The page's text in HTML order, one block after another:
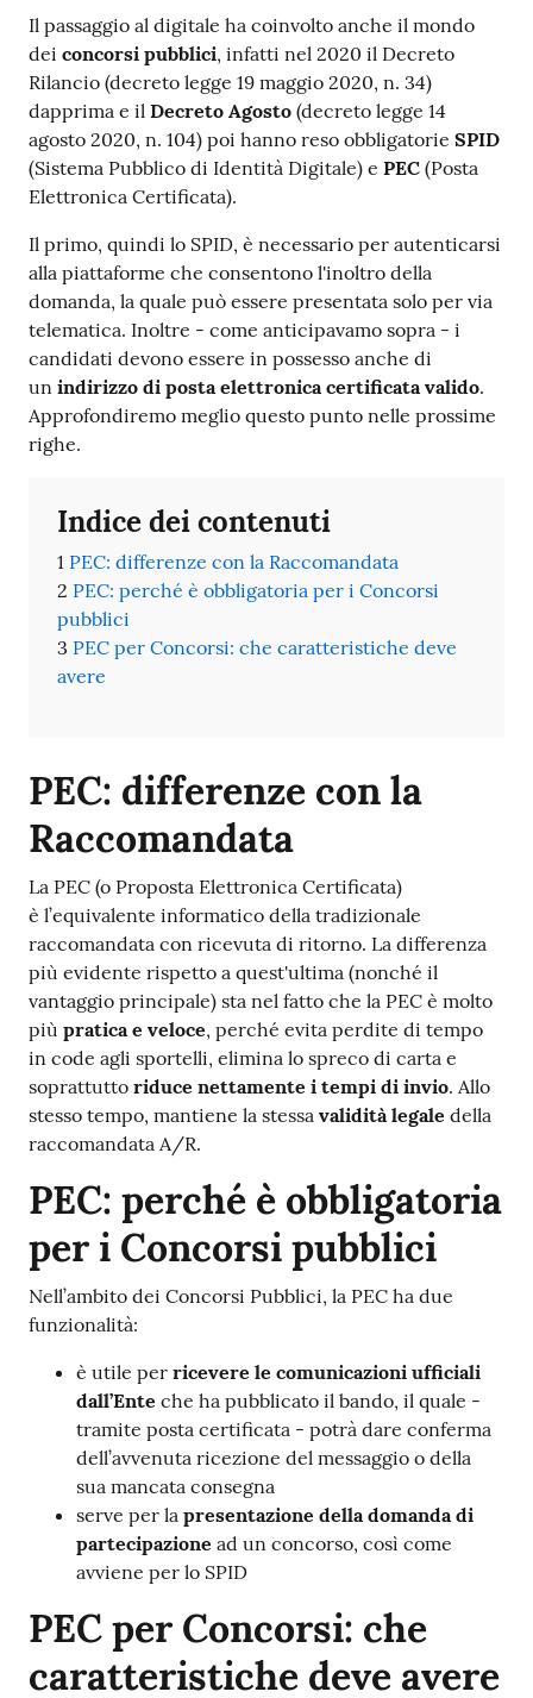
Il passaggio al digitale ha coinvolto anche il mondo
dei concorsi pubblici, infatti nel 2020 il Decreto
Rilancio (decreto legge 19 maggio 2020, n. 34)
dapprima e il Decreto Agosto (decreto legge 14
agosto 2020, n. 104) poi hanno reso obbligatorie SPID
(Sistema Pubblico di Identità Digitale) e PEC (Posta
Elettronica Certificata).
Il primo, quindi lo SPID, è necessario per autenticarsi
alla piattaforme che consentono l'inoltro della
domanda, la quale può essere presentata solo per via
telematica. Inoltre - come anticipavamo sopra - i
candidati devono essere in possesso anche di
un indirizzo di posta elettronica certificata valido.
Approfondiremo meglio questo punto nelle prossime
righe.
Indice dei contenuti
PEC: differenze con la Raccomandata
PEC: perché è obbligatoria per i Concorsi
pubblici
PEC per Concorsi: che caratteristiche deve
avere
PEC: differenze con la
Raccomandata
La PEC (o Proposta Elettronica Certificata)
è l’equivalente informatico della tradizionale
raccomandata con ricevuta di ritorno. La differenza
più evidente rispetto a quest'ultima (nonché il
vantaggio principale) sta nel fatto che la PEC è molto
più pratica e veloce, perché evita perdite di tempo
in code agli sportelli, elimina lo spreco di carta e
soprattutto riduce nettamente i tempi di invio. Allo
stesso tempo, mantiene la stessa validità legale della
raccomandata A/R.
PEC: perché è obbligatoria
per i Concorsi pubblici
Nell’ambito dei Concorsi Pubblici, la PEC ha due
funzionalità:
è utile per ricevere le comunicazioni ufficiali
dall’Ente che ha pubblicato il bando, il quale -
tramite posta certificata - potrà dare conferma
dell’avvenuta ricezione del messaggio o della
sua mancata consegna
serve per la presentazione della domanda di
partecipazione ad un concorso, così come
avviene per lo SPID
PEC per Concorsi: che
caratteristiche deve avere